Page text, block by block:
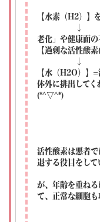
【水素（H2）】
↓
老化」や健康面
【過剰な活性酸
↓
【水（H2O）】=
体外に排出してく
(*^▽^*)
活性酸素は悪者
退する役目をして
が、年齢を重ね
て、正常な細胞も